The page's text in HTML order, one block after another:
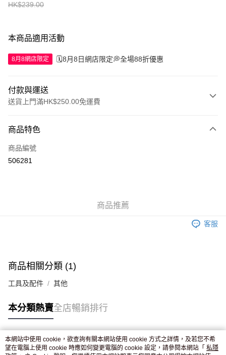
HK$239.00
本商品適用活動
8月8網店限定 🗓️8月8日網店限定💭全場88折優惠
付款與運送
送貨上門滿HK$250.00免運費
信用卡
Apple Pay
付款後門市自取，訂單確認後2-4個工作天到店，7天內取。逾期後
商品特色
商品編號
506281
商品推薦
客服
商品相關分類 (1)
工具及配件 其他
本分類熱賣全店暢銷排行
熱門標籤
本網站中使用 cookie，欲查詢有關本網站使用 cookie 方式之詳情，及若您不希
望在電腦上使用 cookie 時應如何變更電腦的 cookie 設定，請參閱本網站「 私隱